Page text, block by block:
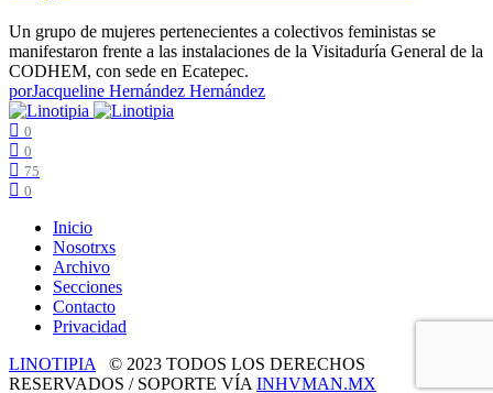
Un grupo de mujeres pertenecientes a colectivos feministas se
manifestaron frente a las instalaciones de la Visitaduría General de la
CODHEM, con sede en Ecatepec.
porJacqueline Hernández Hernández
0
0
75
0
Inicio
Nosotrxs
Archivo
Secciones
Contacto
Privacidad
LINOTIPIA © 2023 TODOS LOS DERECHOS
RESERVADOS / SOPORTE VÍA INHVMAN.MX